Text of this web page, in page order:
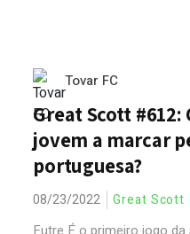
Tovar FC
Great Scott #612:
jovem a marcar
portuguesa?
08/23/2022 Great Scott